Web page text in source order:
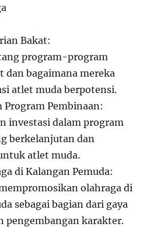
Bakat:
program-program
dan bagaimana mereka
atlet muda berpotensi.
Program Pembinaan:
investasi dalam program
berkelanjutan dan
atlet muda.
di Kalangan Pemuda:
olahraga di
sebagai bagian dari gaya
pengembangan karakter.